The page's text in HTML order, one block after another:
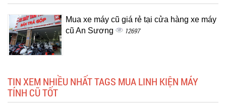
Mua xe máy cũ giá rẻ tại cửa hàng xe máy
cũ An Sương
12697
TIN XEM NHIỀU NHẤT TAGS MUA LINH KIỆN MÁY
TÍNH CŨ TỐT